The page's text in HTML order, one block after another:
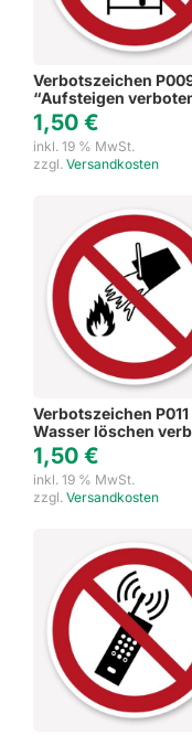
Verbotszeichen
“Aufsteigen
1,50 €
inkl. 19 % MwSt.
zzgl. Versandkosten
Verbotszeichen
Wasser löschen
1,50 €
inkl. 19 % MwSt.
zzgl. Versandkosten